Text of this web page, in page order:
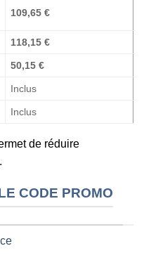
109,65 €
118,15 €
50,15 €
Inclus
Inclus
de réduire
CODE PROMO